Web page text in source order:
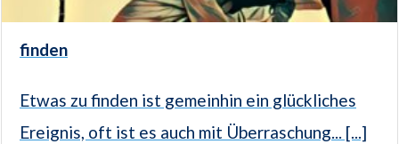
finden
Etwas zu finden ist gemeinhin ein glückliches
Ereignis, oft ist es auch mit Überraschung... [...]